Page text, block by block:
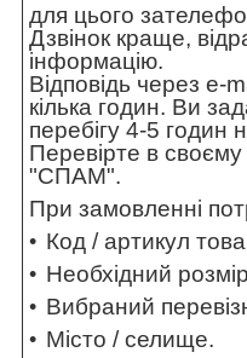
для цього
Дзвінок краще,
інформацію.
Відповідь через e-
кілька годин. Ви
перебігу 4-5 годин
Перевірте в своєму
"СПАМ".
При замовленні
Код / артикул
Необхідний
Вибраний
Місто / селище.